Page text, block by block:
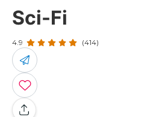
Sci-Fi
4.9 (414)